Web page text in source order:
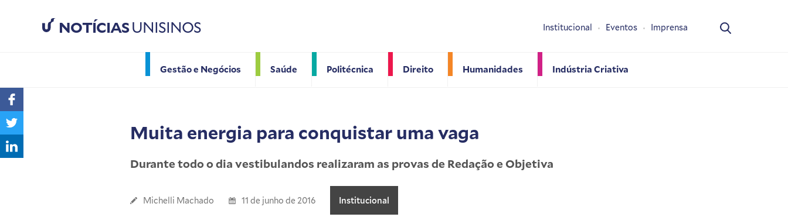
NOTÍCIASUNISINOS
Gestão e Negócios Saúde Politécnica Direito Humanidades Indústria Criativa
Institucional Eventos Imprensa
Muita energia para conquistar uma vaga
Durante todo o dia vestibulandos realizaram as provas de Redação e Objetiva
Michelli Machado 11 de junho de 2016 Institucional